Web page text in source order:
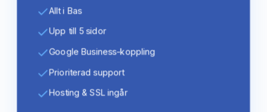
Allt i Bas
Upp till 5 sidor
Google Business-koppling
Prioriterad support
Hosting & SSL ingår